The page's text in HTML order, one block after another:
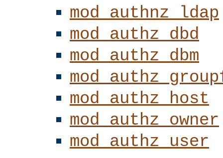
mod_authnz_ldap
mod_authz_dbd
mod_authz_dbm
mod_authz_host
mod_authz_owner
mod_authz_user